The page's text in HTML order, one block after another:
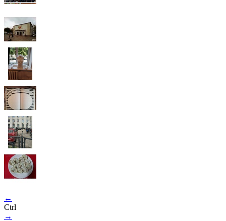
←
Ctrl
→